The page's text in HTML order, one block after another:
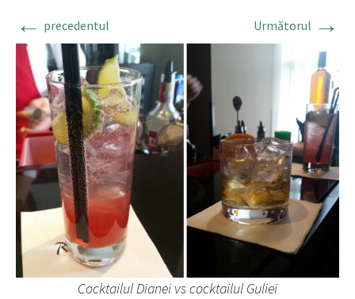
← precedentul Următorul →
Cocktailul Dianei vs cocktailul Guliei